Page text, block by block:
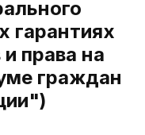
гарантиях
права на
граждан